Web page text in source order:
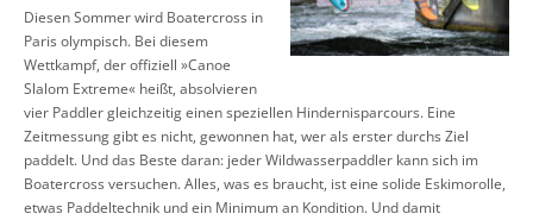
Diesen Sommer wird Boatercross in
Paris olympisch. Bei diesem
Wettkampf, der offiziell »Canoe
Slalom Extreme« heißt, absolvieren
vier Paddler gleichzeitig einen speziellen Hindernisparcours. Eine
Zeitmessung gibt es nicht, gewonnen hat, wer als erster durchs Ziel
paddelt. Und das Beste daran: jeder Wildwasserpaddler kann sich im
Boatercross versuchen. Alles, was es braucht, ist eine solide Eskimorolle,
etwas Paddeltechnik und ein Minimum an Kondition. Und damit